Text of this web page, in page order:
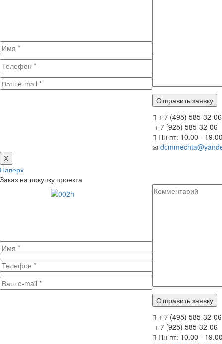
+ 7 (495) 585-32-06
+ 7 (925) 585-32-06
Пн-пт: 10.00 - 19.00
Х
Наверх
Заказ на покупку проекта
+ 7 (495) 585-32-06
+ 7 (925) 585-32-06
Пн-пт: 10.00 - 19.00